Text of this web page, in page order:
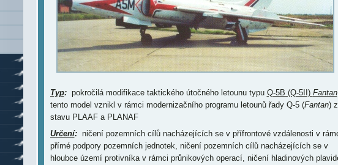
Typ:pokročilá modifikace taktického útočného letounu typu Q-5B (Q-5II) Fantan
tento model vznikl v rámci modernizačního programu letounů řady Q-5 (Fantan)
stavu PLAAF a PLANAF
Určení:ničení pozemních cílů nacházejících se v přífrontové vzdálenosti v
přímé podpory pozemních jednotek, ničení pozemních cílů nacházejících se v
hloubce území protivníka v rámci průnikových operací, ničení hladinových